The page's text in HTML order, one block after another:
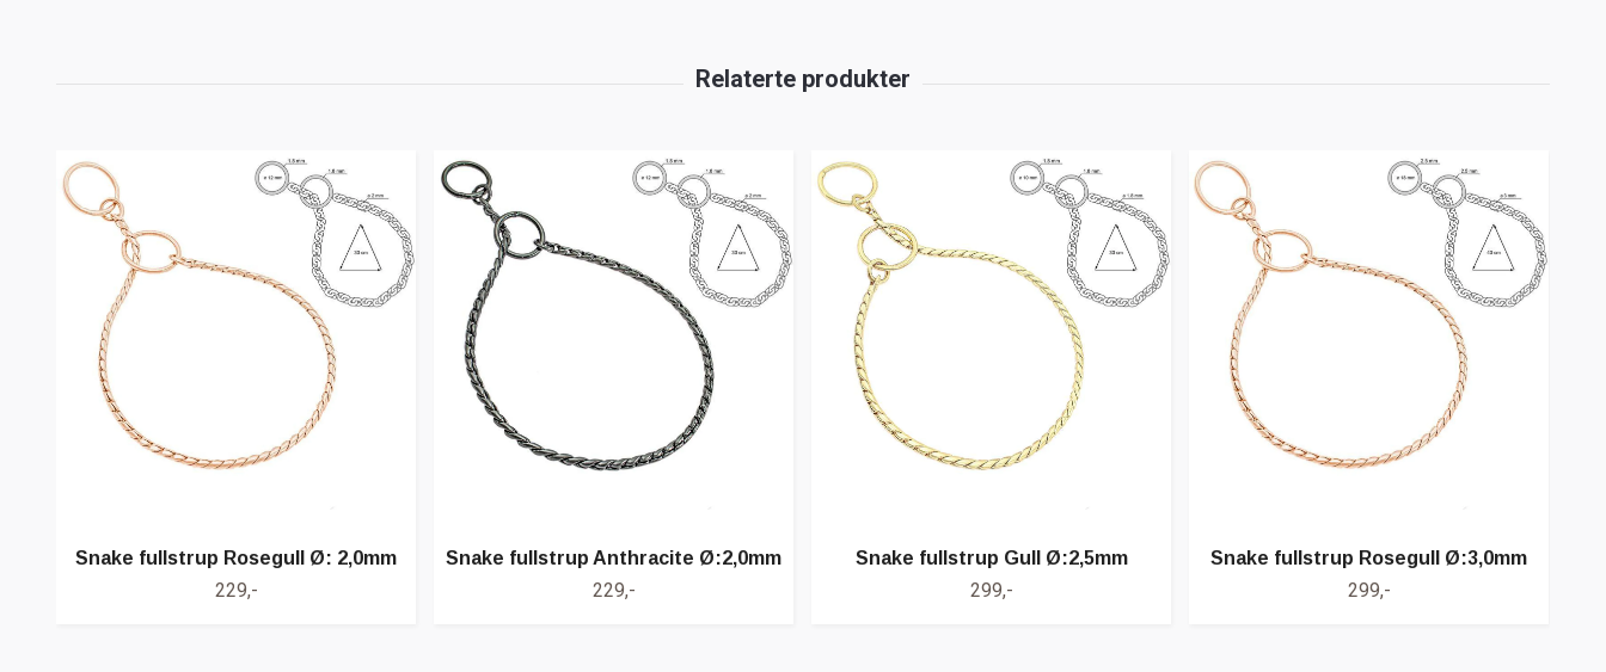
Snake fullstrup Rosegull Ø: 2,0mm
229,-
Snake fullstrup Anthracite Ø:2,0mm
229,-
Snake fullstrup Gull Ø:2,5mm
299,-
Snake fullstrup Rosegull Ø:3,0mm
299,-